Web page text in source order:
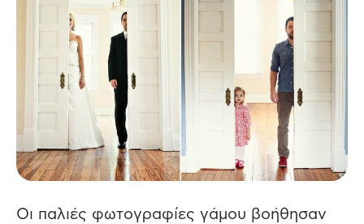
Οι παλιές φωτογραφίες γάμου βοήθησαν